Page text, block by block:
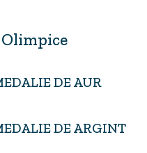
DE AUR
DE ARGINT